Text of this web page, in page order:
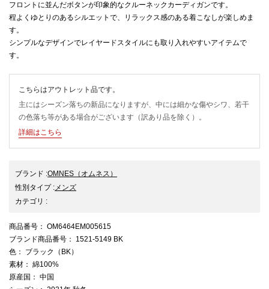
フロントに並んだボタンが印象的なクルーネックカーディガンです。
程よくゆとりのあるシルエットで、リラックス感のある着こなしが楽しめま
す。
シンプルなデザインでレイヤードスタイルにも取り入れやすいアイテムで
す。
こちらはアウトレット品です。
主にはシーズン落ちの新品になりますが、中には細かな傷やシワ、若干
の色落ち等がある場合がございます（訳あり品を除く）。
詳細はこちら
ブランド :OMNES （オムネス）
性別タイプ:メンズ
カテゴリ :
商品番号 ： OM6464EM005615
ブランド商品番号 ： 1521-5149 BK
色 ： ブラック（BK）
素材 ： 綿100%
原産国 ： 中国